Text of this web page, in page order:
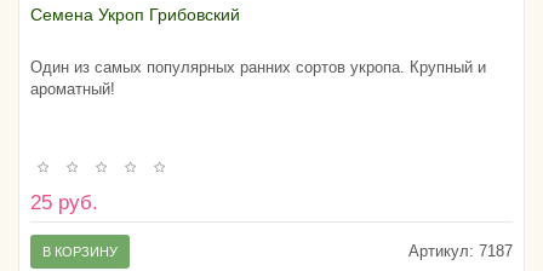
Семена Укроп Грибовский
Один из самых популярных ранних сортов укропа. Крупный и
ароматный!
25 руб.
Артикул: 7187
В КОРЗИНУ